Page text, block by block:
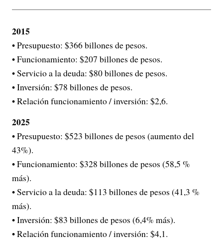
2015
• Presupuesto: $366 billones de pesos.
• Funcionamiento: $207 billones de pesos.
• Servicio a la deuda: $80 billones de pesos.
• Inversión: $78 billones de pesos.
• Relación funcionamiento / inversión: $2,6.
2025
• Presupuesto: $523 billones de pesos (aumento del
43%).
• Funcionamiento: $328 billones de pesos (58,5 %
más).
• Servicio a la deuda: $113 billones de pesos (41,3 %
más).
• Inversión: $83 billones de pesos (6,4% más).
• Relación funcionamiento / inversión: $4,1.